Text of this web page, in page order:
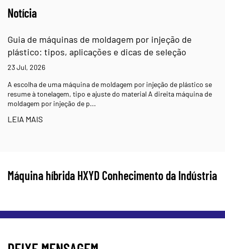
Notícia
Guia de máquinas de moldagem por injeção de
plástico: tipos, aplicações e dicas de seleção
23 Jul, 2026
A escolha de uma máquina de moldagem por injeção de plástico se
resume à tonelagem, tipo e ajuste do material A direita máquina de
moldagem por injeção de p...
LEIA MAIS
Máquina híbrida HXYD Conhecimento da Indústria